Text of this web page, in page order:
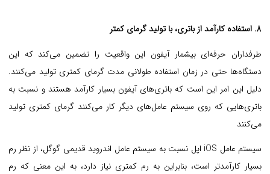
8. استفاده کارآمد از باتری، با تولید گرمای کمتر
طرفداران حرفه‌ای بیشمار آیفون این واقعیت را تضمین می‌کند که این
دستگاه‌ها حتی در زمان استفاده طولانی مدت گرمای کمتری تولید می‌کنند.
دلیل این امر این است که باتری‌های آیفون بسیار کارآمد هستند و نسبت به
باتری‌هایی که روی سیستم عامل‌های دیگر کار می‌کنند گرمای کمتری تولید
می‌کنند
سیستم عامل iOS اپل نسبت به سیستم عامل اندروید قدیمی گوگل، از نظر رم
بسیار کارآمدتر است، بنابراین به رم کمتری نیاز دارد، به این معنی که رم